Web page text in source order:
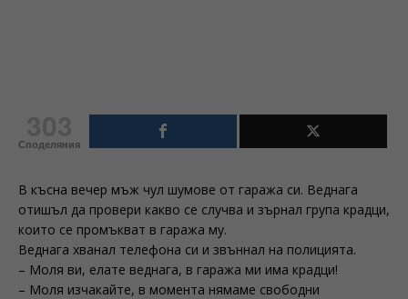
Споделяния
В късна вечер мъж чул шумове от гаража си. Веднага
отишъл да провери какво се случва и зърнал група крадци,
които се промъкват в гаража му.
Веднага хванал телефона си и звъннал на полицията.
– Моля ви, елате веднага, в гаража ми има крадци!
– Моля изчакайте, в момента нямаме свободни